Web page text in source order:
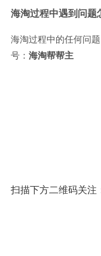
海淘过程中遇到问题
海淘过程中的任何问
号： 海淘帮帮主
扫描下方二维码关注